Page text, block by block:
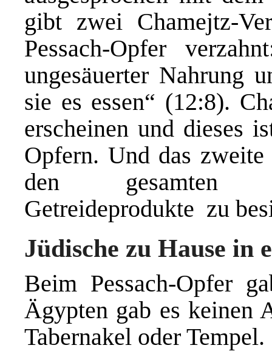
gibt zwei Chamejtz-
Pessach-Opfer
ungesäuerter Nahrung
sie es essen“ (12:8).
erscheinen und dieses
Opfern. Und das
den gesamten
Getreideprodukte zu
Jüdische zu Hause
Beim Pessach-Opfer
Ägypten gab es keinen
Tabernakel oder Tempel.